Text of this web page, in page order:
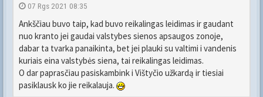
07 Rgs 2021 08:35
Ankščiau buvo taip, kad buvo reikalingas leidimas ir gaudant
nuo kranto jei gaudai valstybes sienos apsaugos zonoje,
dabar ta tvarka panaikinta, bet jei plauki su valtimi i vandenis
kuriais eina valstybės siena, tai reikalingas leidimas.
O dar paprasčiau pasiskambink i Vištyčio užkardą ir tiesiai
pasiklausk ko jie reikalauja.